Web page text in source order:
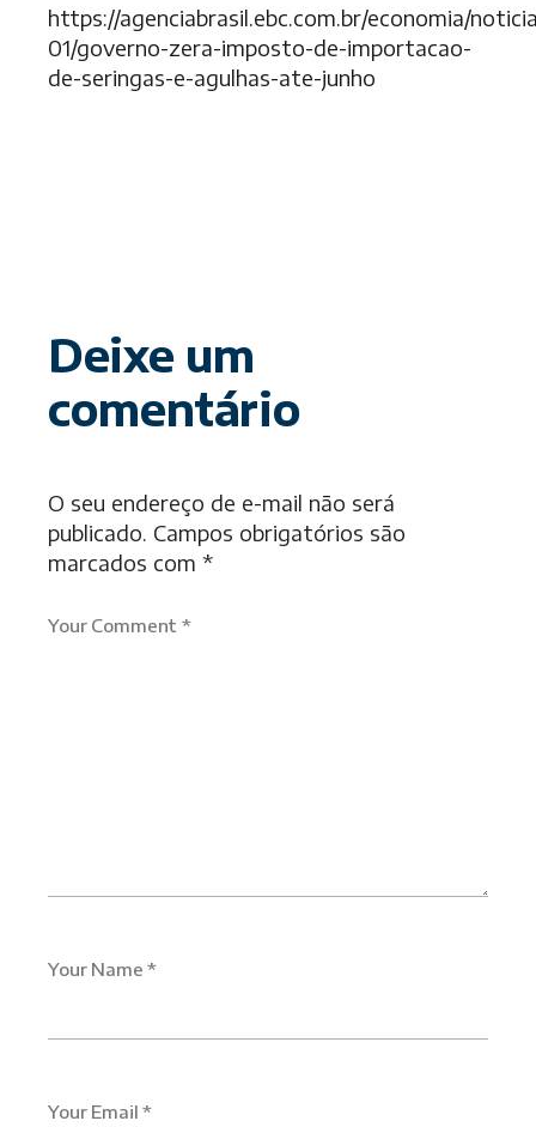
https://agenciabrasil.ebc.com.br/economia/
01/governo-zera-imposto-de-importacao-
de-seringas-e-agulhas-ate-junho
Deixe um
comentário
O seu endereço de e-mail não será
publicado. Campos obrigatórios são
marcados com *
Your Comment *
Your Name *
Your Email *